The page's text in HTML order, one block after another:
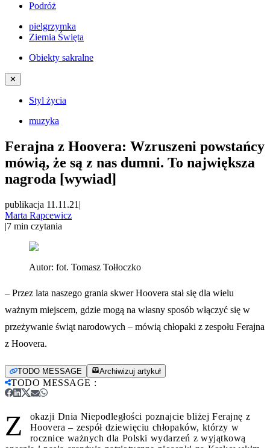
Podróż
pielgrzymka
Ziemia Święta
Obiekty sakralne
✕
Styl życia
muzyka
Ferajna z Hoovera: Wzruszeni powstańcy
mówią, że są z nas dumni. To największa
nagroda [wywiad]
publikacja 11.11.21 |
Marta Rapcewicz
|7 min czytania
Autor: fot. Tomasz Tołłoczko
– Przez lata naszego grania skwer Hoovera stał się dla wielu
ważnym miejscem, gdzie mogą na własny sposób włączyć się w
przeżywanie świąt narodowych – mówią chłopaki z zespołu Ferajna
z Hoovera.
TODO MESSAGE Archiwizuj artykuł
TODO MESSAGE :
Z
okazji Dnia Niepodległości poznajcie bliżej Ferajnę z
Hoovera – zespół dziewięciu chłopaków, którzy w
rocznice ważnych dla Polski wydarzeń z wyjątkową